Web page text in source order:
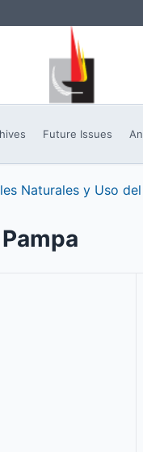
Future Issues
Naturales y Uso